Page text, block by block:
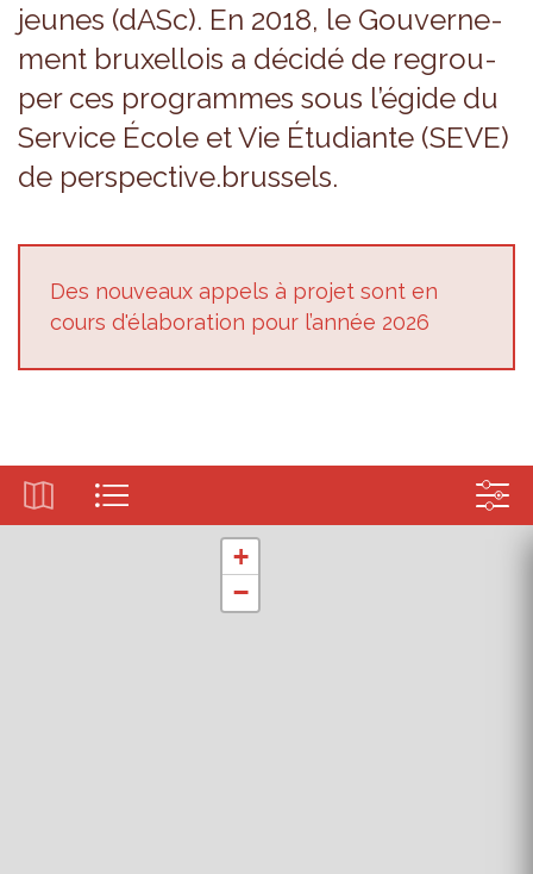
jeunes (dASc). En 2018, le Gou­ver­ne­
ment bruxel­lois a décidé de regrou­
per ces pro­grammes sous l’égide du
Ser­vice École et Vie Étu­diante (SEVE)
de pers­pec­tive.brus­sels.
Des nou­veaux appels à pro­jet sont en
cours d'éla­bo­ra­tion pour l’an­née 2026
+
−